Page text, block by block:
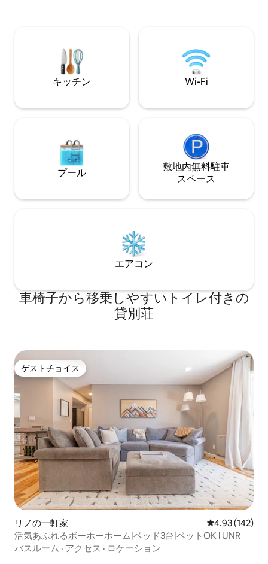
プロフィールをクリックして私のほかの
リスティングをご覧いただくか、こちら
のリンクにアクセスしてください。
www.airbnb.com/rooms/23754461 サン
プグレードが施されたシックなロフト/コ
ドされた洗面台付きバスルーム。 静かで
プライベートな夜の休息を提供する豪華
なクイーンサイズのプラットフォームベ
ッド。 全館にカスタム照明器具を備え、
の専用地下駐車スペースが1台分ありま
ナ・ロウにあります。 「The Row」は、
カリフォルニア州サンノゼの高級住宅、
ショッピング、ダイニング、エンターテ
イメントの複合施設です。 すべてが徒歩
せん。 このコンドミニアムは出張者や家
族旅行に最適です。 ロフトはオープンコ
ンセプトのレイアウトで、広々としたク
イーンベッド、スイート内のフルバスル
ビングルームエリアがあります。 ユニッ
ト全体を独り占めできます。 このハイエ
ンドなロフトには、ワールドクラスのバ
ケーションやエグゼクティブの企業レン
タルに求められるアメニティが備わって
整った高級ロフト。約68平方メートル •
クイーンサイズベッド1台とフルバスルー
ム • 3名様でご予約の場合は、到着時にハ
イプロファイルツインXLサイズのエアマ
ットレスをご用意しております。 高級エ
アマットレスで、キッチンカウンターの
隣に設置されていますので、写真をご覧
ください。 ゲストが2名のみでベッドが2
台必要な場合は、予約前に料金と手配に
ついてご連絡ください。 • 4名様でご予約
の場合は、ご到着時に高さのあるクイー
ンサイズのエアマットレスをご用意して
でリラックスできる専用
い玄関がある、一
ード式デッドボル
ージへの安全な入
しみください。 ゲストのプライバシーは
わせください。 ウィローグレンは、サン
ノゼとシリコンバ
最もホットなエリ
は2ブロック先で
行、アンティーク
サロン、コーヒ
多くの人気レス
ークショップ、
ヒーハウスなど
キッチン Wi-Fi
プール
敷地内無料駐⁠車
ス⁠ペ⁠ー⁠ス
エアコン
車椅子から移乗しやすいトイレ付きの
貸別荘
ゲストチョイス
ゲストチョイス
リノの一軒家 レビュー142
4.93 (142)
活気あふれるボーホーホーム|ベッド3台|ペットOK l UNR
バスルーム · アクセス · ロケーション